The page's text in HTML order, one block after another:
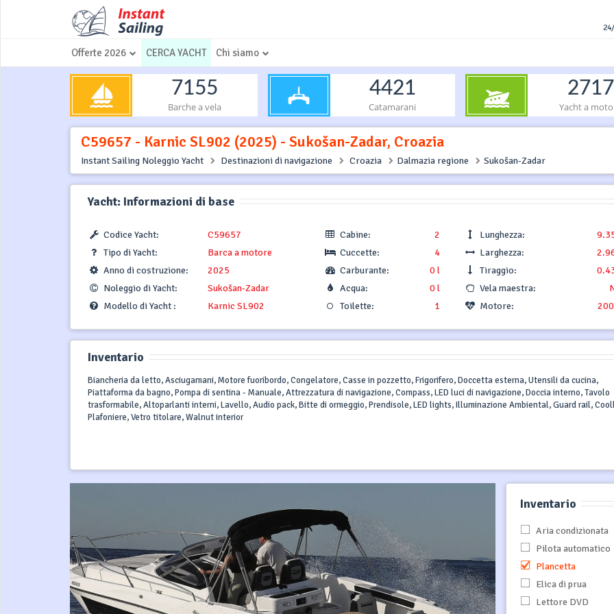
Offerte 2026 CERCA YACHT Chi siamo
7155
Barche a vela
4421
Catamarani
2717
Yacht a
C59657 - Karnic SL902 (2025) - Sukošan-Zadar, Croazia
Instant Sailing Noleggio Yacht Destinazioni di navigazione Croazia Dalmazia regione Sukošan-Zadar
Yacht: Informazioni di base
Codice Yacht:
C59657
Tipo di Yacht:
Barca a motore
Anno di costruzione:
2025
Noleggio di Yacht:
Sukošan-Zadar
Modello di Yacht :
Karnic SL902
Cabine:
2
Cuccette:
4
Carburante:
0 l
Acqua:
0 l
Toilette:
1
Lunghezza:
Larghezza:
Tiraggio:
Vela maestra:
Motore:
Inventario
Biancheria da letto, Asciugamani, Motore fuoribordo, Congelatore, Casse in pozzetto, Frigorifero, Doccetta esterna, Utensili da cucina,
Piattaforma da bagno, Pompa di sentina - Manuale, Attrezzatura di navigazione, Compass, LED luci di navigazione, Doccia interno, Tavolo
trasformabile, Altoparlanti interni, Lavello, Audio pack, Bitte di ormeggio, Prendisole, LED lights, Illuminazione Ambiental, Guard rail,
Plafoniere, Vetro titolare, Walnut interior
Inventario
Aria condizionata
Pilota automatico
Plancetta
Elica di prua
Lettore DVD